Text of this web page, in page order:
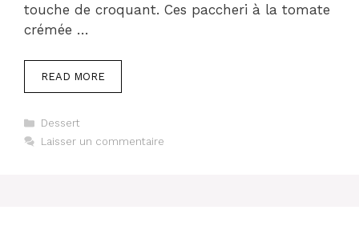
touche de croquant. Ces paccheri à la tomate
crémée …
READ MORE
Catégories
Dessert
Laisser un commentaire